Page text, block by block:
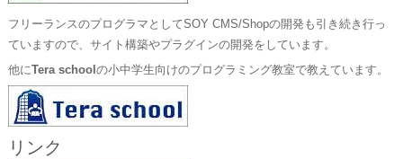
フリーランスのプログラマとしてSOY CMS/Shopの開発も引き続き行っ
ていますので、サイト構築やプラグインの開発をしています。
他にTera school の小中学生向けのプログラミング教室で教えています。
リンク